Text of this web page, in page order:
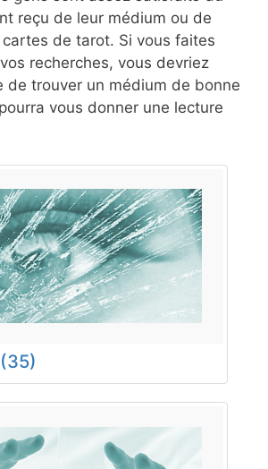
reçu de leur médium ou de
de tarot. Si vous faites
recherches, vous devriez
de trouver un médium de bonne
vous donner une lecture
(35)